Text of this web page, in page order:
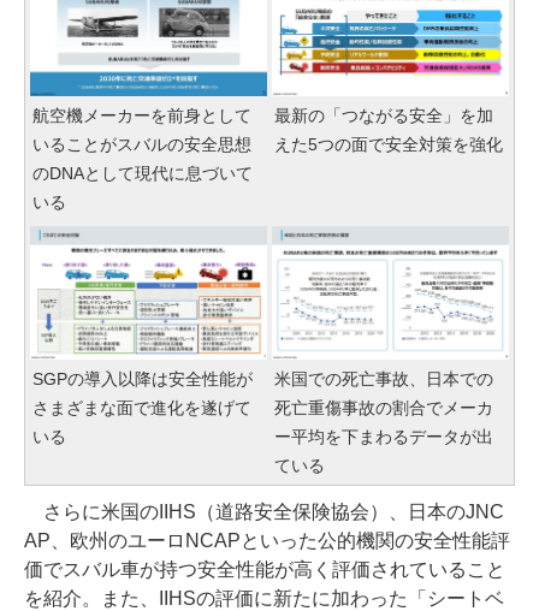
航空機メーカーを前身として
いることがスバルの安全思想
のDNAとして現代に息づいて
いる
最新の「つながる安全」を加
えた5つの面で安全対策を強化
SGPの導入以降は安全性能が
さまざまな面で進化を遂げて
いる
米国での死亡事故、日本での
死亡重傷事故の割合でメーカ
ー平均を下まわるデータが出
ている
さらに米国のIIHS（道路安全保険協会）、日本のJNC
AP、欧州のユーロNCAPといった公的機関の安全性能評
価でスバル車が持つ安全性能が高く評価されていること
を紹介。また、IIHSの評価に新たに加わった「シートベ